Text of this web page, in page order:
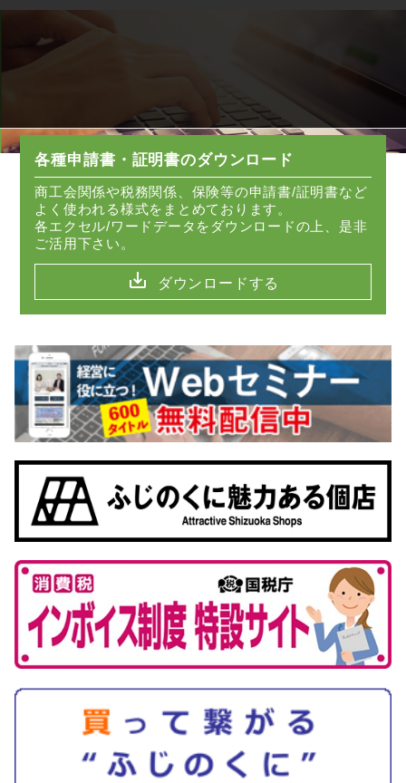
各種申請書・証明書のダウンロード
商工会関係や税務関係、保険等の申請書/証明書など
よく使われる様式をまとめております。
各エクセル/ワードデータをダウンロードの上、是非
ご活用下さい。
save_alt ダウンロードする